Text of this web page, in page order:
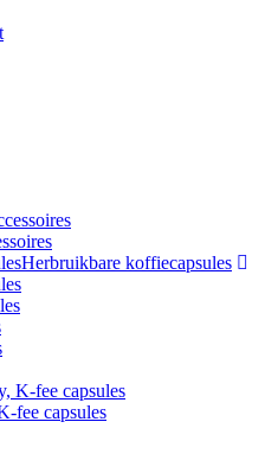
Herbruikbare koffiecapsules
fee capsules